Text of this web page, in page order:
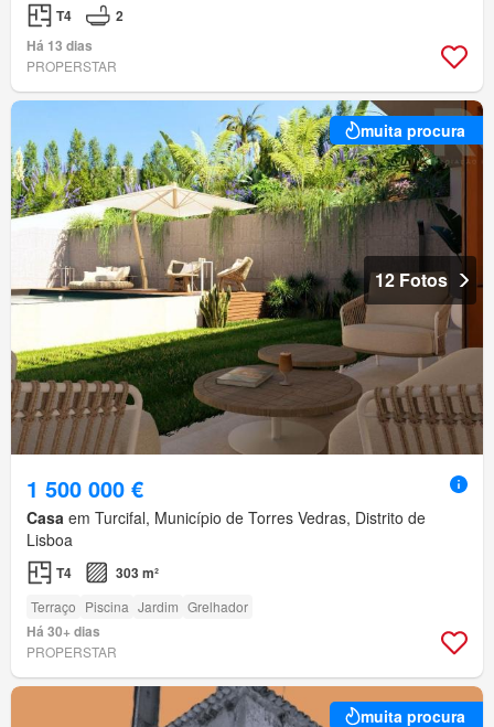
T4
2
Há 13 dias
PROPERSTAR
muita procura
12 Fotos
1 500 000 €
Casa em Turcifal, Município de Torres Vedras, Distrito de
Lisboa
T4 303 m²
Terraço Piscina Jardim Grelhador
Há 30+ dias
PROPERSTAR
muita procura